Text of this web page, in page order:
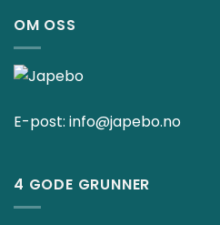
OM OSS
E-post: info@japebo.no
4 GODE GRUNNER